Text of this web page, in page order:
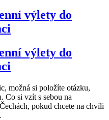
výlety do
výlety do
možná si položíte otázku,
Co si vzít s sebou na
pokud chcete na chvíli